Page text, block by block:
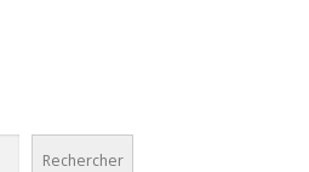
Rechercher